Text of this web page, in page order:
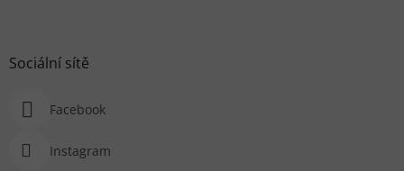
Sociální sítě
Facebook
Instagram